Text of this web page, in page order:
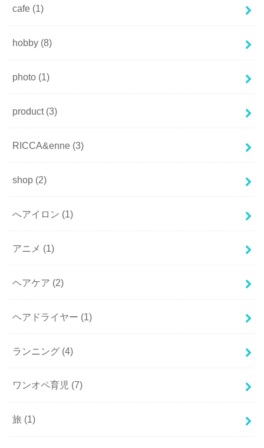
cafe (1)
hobby (8)
photo (1)
product (3)
RICCA&enne (3)
shop (2)
へアイロン (1)
アニメ (1)
ヘアケア (2)
ヘアドライヤー (1)
ランニング (4)
ワンオペ育児 (7)
旅 (1)